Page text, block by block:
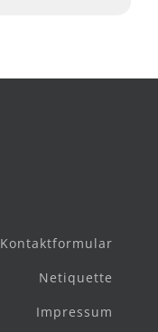
Kontaktformular
Netiquette
Impressum